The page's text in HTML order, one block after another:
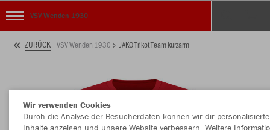
VSV Wenden 1930
ZURÜCK VSV Wenden 1930 JAKO Trikot Team kurzarm
Wir verwenden Cookies
Durch die Analyse der Besucherdaten können wir dir personalisierte
Inhalte anzeigen und unsere Website verbessern. Weitere